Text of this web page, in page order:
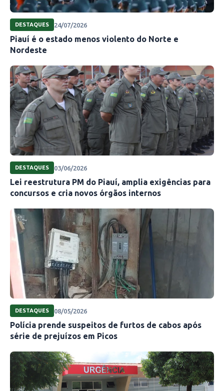
DESTAQUES 24/07/2026
Piauí é o estado menos violento do Norte e
Nordeste
DESTAQUES 03/06/2026
Lei reestrutura PM do Piauí, amplia exigências para
concursos e cria novos órgãos internos
DESTAQUES 08/05/2026
Polícia prende suspeitos de furtos de cabos após
série de prejuízos em Picos